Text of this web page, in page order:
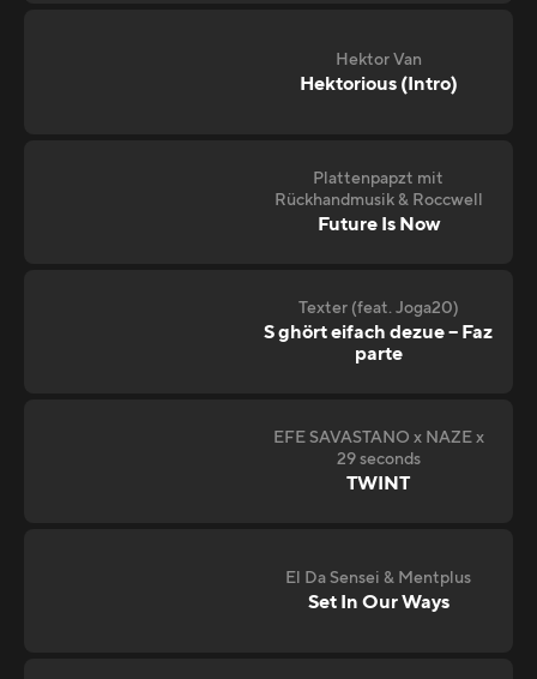
Hektor Van
Hektorious (Intro)
Plattenpapzt mit
Rückhandmusik & Roccwell
Future Is Now
Texter (feat. Joga20)
S ghört eifach dezue – Faz
parte
EFE SAVASTANO x NAZE x
29 seconds
TWINT
El Da Sensei & Mentplus
Set In Our Ways